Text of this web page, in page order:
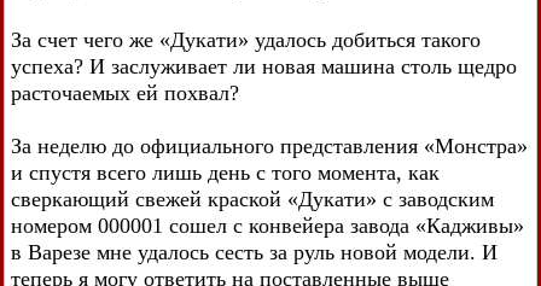
За счет чего же «Дукати» удалось добиться такого
успеха? И заслуживает ли новая машина столь щедро
расточаемых ей похвал?
За неделю до официального представления «Монстра»
и спустя всего лишь день с того момента, как
сверкающий свежей краской «Дукати» с заводским
номером 000001 сошел с конвейера завода «Кадживы»
в Варезе мне удалось сесть за руль новой модели. И
теперь я могу ответить на поставленные выше